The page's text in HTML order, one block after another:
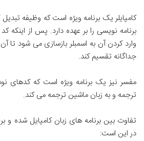
کامپایلر یک برنامه ویژه است که وظیفه
برنامه نویسی را بر عهده دارد. پس از اینکه
وارد کردن آن به اسمبلر بازسازی می شود
جداگانه تقسیم کند.
مفسر نیز یک برنامه ویژه است که کدهای
ترجمه و به زبان ماشین ترجمه می کند.
تفاوت بین برنامه های زبان کامپایل شده و
در این است: